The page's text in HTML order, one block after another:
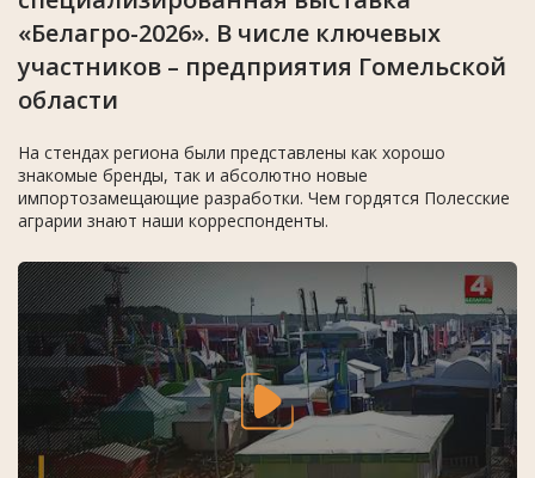
«Белагро-2026». В числе ключевых
участников – предприятия Гомельской
области
На стендах региона были представлены как хорошо
знакомые бренды, так и абсолютно новые
импортозамещающие разработки. Чем гордятся Полесские
аграрии знают наши корреспонденты.